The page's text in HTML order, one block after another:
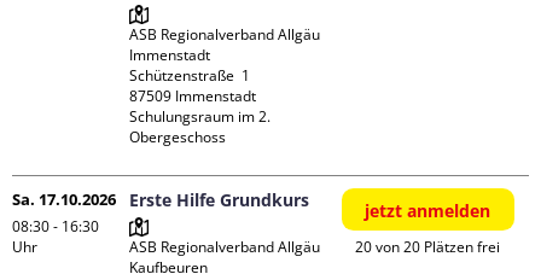
ASB Regionalverband Allgäu
Immenstadt
Schützenstraße  1
87509 Immenstadt
Schulungsraum im 2.
Obergeschoss
Sa. 17.10.2026
08:30 - 16:30
Uhr
Erste Hilfe Grundkurs
ASB Regionalverband Allgäu
Kaufbeuren
jetzt anmelden
20 von 20 Plätzen frei